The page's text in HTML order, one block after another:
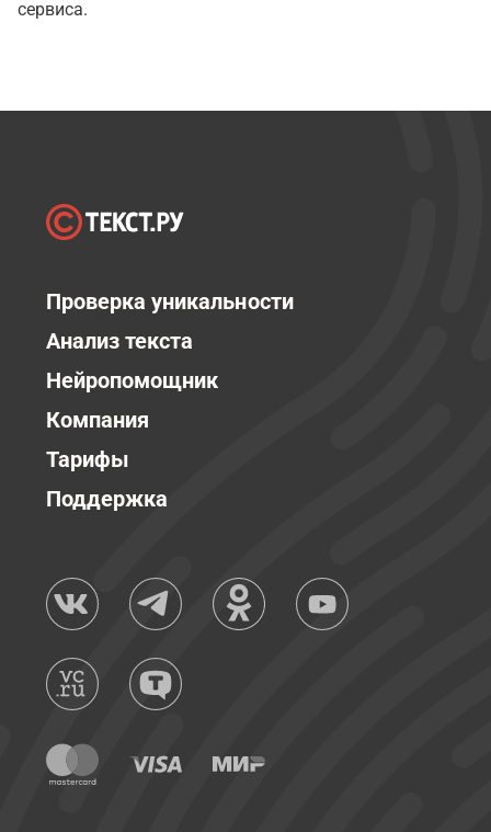
сервиса.
Проверка уникальности
Анализ текста
Нейропомощник
Компания
Тарифы
Поддержка